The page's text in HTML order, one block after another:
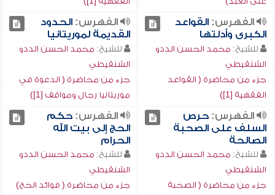
الفهرس:القواعد
الكبرى وأدلتها
للشيخ: محمد الحسن الددو
الشنقيطي
جزء من محاضرة ( القواعد
الفقهية [1])
الفهرس:الحدود
القديمة لموريتانيا
للشيخ: محمد الحسن الددو
الشنقيطي
جزء من محاضرة ( الدعوة في
موريتانيا رجال ومواقف [1])
الفهرس:حرص
السلف على الصحبة
الصالحة
للشيخ: محمد الحسن الددو
الشنقيطي
جزء من محاضرة ( الصحبة
الفهرس:حكم
الحج إلى بيت الله
الحرام
للشيخ: محمد الحسن الددو
الشنقيطي
جزء من محاضرة ( فوائد الحج)